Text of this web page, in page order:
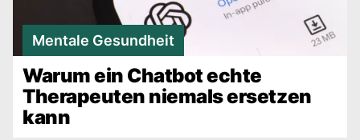
Mentale Gesundheit
Warum ein Chatbot echte
Therapeuten niemals ersetzen
kann